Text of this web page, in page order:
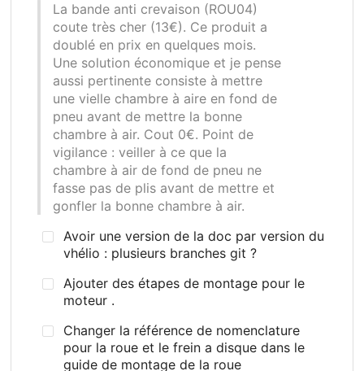
La bande anti crevaison (ROU04)
coute très cher (13€). Ce produit a
doublé en prix en quelques mois.
Une solution économique et je pense
aussi pertinente consiste à mettre
une vielle chambre à aire en fond de
pneu avant de mettre la bonne
chambre à air. Cout 0€. Point de
vigilance : veiller à ce que la
chambre à air de fond de pneu ne
fasse pas de plis avant de mettre et
gonfler la bonne chambre à air.
Avoir une version de la doc par version du
vhélio : plusieurs branches git ?
Ajouter des étapes de montage pour le
moteur .
Changer la référence de nomenclature
pour la roue et le frein a disque dans le
guide de montage de la roue